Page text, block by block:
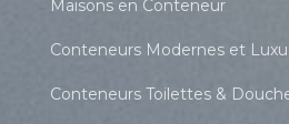
Maisons en Conteneur
Conteneurs Modernes et
Conteneurs Toilettes &